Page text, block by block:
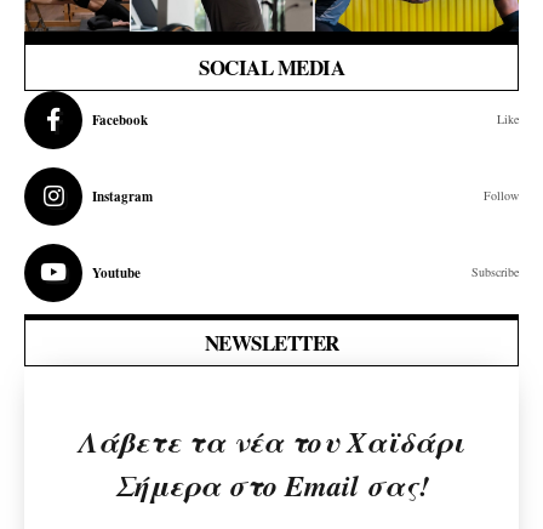
SOCIAL MEDIA
Facebook Like
Instagram Follow
Youtube Subscribe
NEWSLETTER
Λάβετε τα νέα του Χαϊδάρι
Σήμερα στο Email σας!